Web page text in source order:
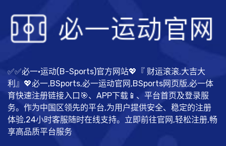
✅✅必一·运动(B-Sports)官方网站💖『 财运滚滚,大吉大
利』💖必一,BSports,必一运动官网,BSports网页版,必一体
育快速注册链接入口🎯、APP下载📱、平台首页及登录服
务。作为中国区领先的平台,为用户提供安全、稳定的注册
体验,24小时客服随时在线支持。立即前往官网,轻松注册,畅
享高品质平台服务